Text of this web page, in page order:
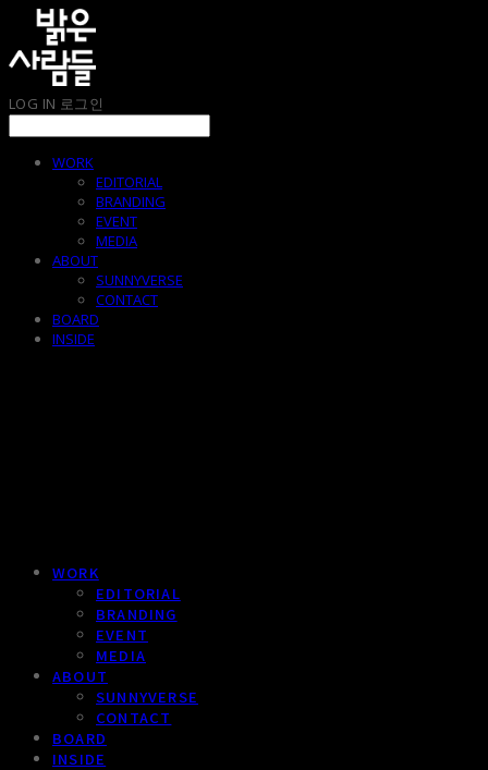
LOG IN 로그인
WORK
EDITORIAL
BRANDING
EVENT
MEDIA
ABOUT
SUNNYVERSE
CONTACT
BOARD
INSIDE
WORK
EDITORIAL
BRANDING
EVENT
MEDIA
ABOUT
SUNNYVERSE
CONTACT
BOARD
INSIDE